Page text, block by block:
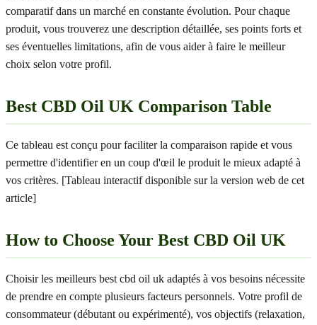
comparatif dans un marché en constante évolution. Pour chaque
produit, vous trouverez une description détaillée, ses points forts et
ses éventuelles limitations, afin de vous aider à faire le meilleur
choix selon votre profil.
Best CBD Oil UK Comparison Table
Ce tableau est conçu pour faciliter la comparaison rapide et vous
permettre d'identifier en un coup d'œil le produit le mieux adapté à
vos critères. [Tableau interactif disponible sur la version web de cet
article]
How to Choose Your Best CBD Oil UK
Choisir les meilleurs best cbd oil uk adaptés à vos besoins nécessite
de prendre en compte plusieurs facteurs personnels. Votre profil de
consommateur (débutant ou expérimenté), vos objectifs (relaxation,